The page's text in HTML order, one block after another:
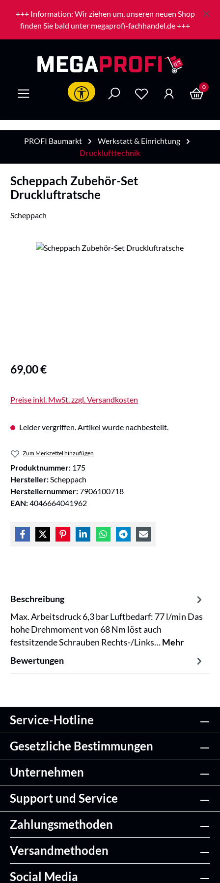
Zum Hauptinhalt springen
+++ Information: Wir ziehen um, unseren neuen Shop
finden Sie bald unter megaprofi-fachhandel.de +++
Werkzeugleiste anzeigen 0
PROFI Baumarkt
Werkstatt & Einrichtung
Drucklufttechnik
Scheppach Zubehör-Set
Druckluftratsche
Scheppach
Bildergalerie überspringen
Regulärer Preis:
69,00 €
Preise inkl. MwSt. zzgl. Versandkosten
Leider vergriffen. Artikel wurde nachbestellt.
Zum Merkzettel hinzufügen
Produktnummer: 175
Hersteller: Scheppach
Herstellernummer:7906100718
EAN:4046664041962
Beschreibung
Max. Arbeitsdruck 6,3 bar Luftbedarf: 77 l/min Das
hohe Drehmoment von 68 Nm löst auch
festsitzende Schrauben Rechts-/Links…Mehr
Bewertungen
Service-Hotline
Gesetzliche Bestimmungen
Unternehmen
Support und Service
Zahlungsmethoden
Versandmethoden
Social Media